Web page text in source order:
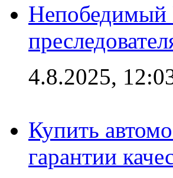
Непобедимый
4.8.2025,
Купить
гарантии